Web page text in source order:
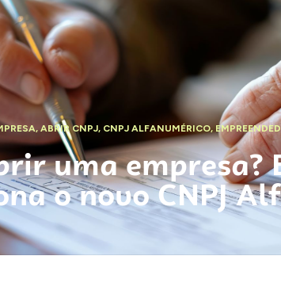
,ABRIR CNPJ, CNPJ ALFANUMÉRICO,
uma empresa?
o novo CNPJ